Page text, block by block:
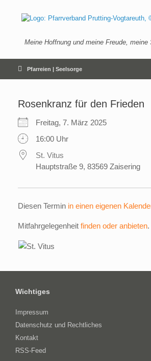
springen
Meine Hoffnung und meine Freude,
Pfarreien | Seelsorge
Rosenkranz für den Frieden
Freitag, 7. März 2025
16:00 Uhr
St. Vitus
Hauptstraße 9, 83569 Zaisering
Diesen Termin in einen eigenen
Mitfahrgelegenheit finden oder anbieten.
Wichtiges
Impressum
Datenschutz und Rechtliches
Kontakt
RSS-Feed